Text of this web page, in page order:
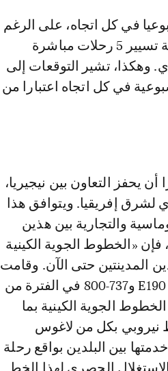
الحالية التي تبلغ 275 راكبا أسبوعيا في كل اتجاه، على الرغم
من أنها أقل من مستويات ما قبل الوباء، إلى إمكانية تسيير 5 رحلات مباشرة
وهكذا، تشير التوقعات إلى
ما يصل إلى 5 رحلات أسبوعية في كل اتجاه اعتبارا من
الذي يبلغ طوله 3480 كيلومترا أن يحفز التعاون بين نيجيريا،
لشرق إفريقيا. ويتوافق هذا
والتجارية بين هذين
فإن «الخطوط الجوية الكينية
المدينتين حتى الآن. وقامت
شركة الطيران بتشغيل المسار باستخدام طائرات E190 و737-800 في الفترة من
قامت الخطوط الجوية الكينية بما
لربط نيروبي بكل من لاغوس
بين البلدين بواقع رحلة
الحصري لهذا الخط